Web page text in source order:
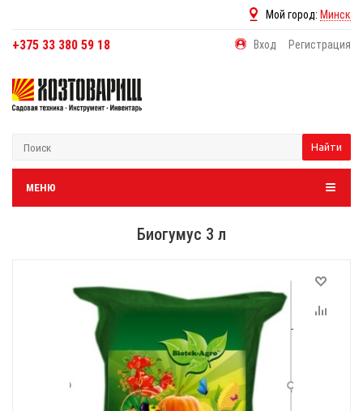
Мой город: Минск
+375 33 380 59 18 Вход Регистрация
Найти
МЕНЮ
Биогумус 3 л